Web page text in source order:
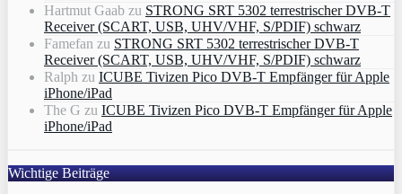
Hartmut Gaab zu STRONG SRT 5302 terrestrischer DVB-T
Receiver (SCART, USB, UHV/VHF, S/PDIF) schwarz
Famefan zu STRONG SRT 5302 terrestrischer DVB-T
Receiver (SCART, USB, UHV/VHF, S/PDIF) schwarz
Ralph zu ICUBE Tivizen Pico DVB-T Empfänger für Apple
iPhone/iPad
The G zu ICUBE Tivizen Pico DVB-T Empfänger für Apple
iPhone/iPad
Wichtige Beiträge